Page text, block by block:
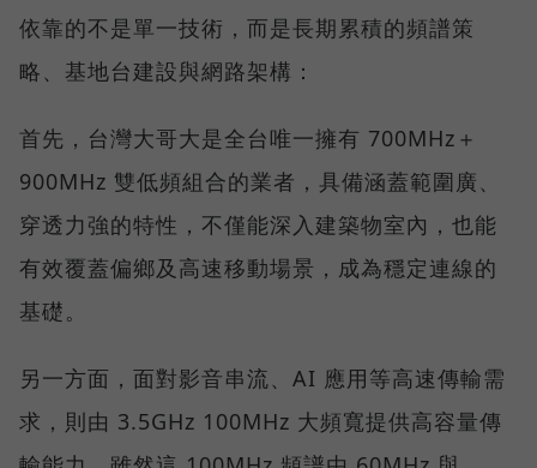
依靠的不是單一技術，而是長期累積的頻譜策
略、基地台建設與網路架構：
首先，台灣大哥大是全台唯一擁有 700MHz＋
900MHz 雙低頻組合的業者，具備涵蓋範圍廣、
穿透力強的特性，不僅能深入建築物室內，也能
有效覆蓋偏鄉及高速移動場景，成為穩定連線的
基礎。
另一方面，面對影音串流、AI 應用等高速傳輸需
求，則由 3.5GHz 100MHz 大頻寬提供高容量傳